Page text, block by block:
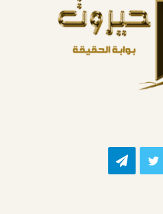
تويتر تيلقرام